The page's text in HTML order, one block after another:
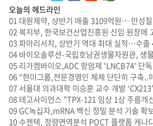
오늘의 헤드라인
01 대원제약, 상반기 매출 3109억원… 만성
02복지부, 한국보건산업진흥원 신임 원장에
03파마리서치, 상반기 역대 최대 실적…수출
04 바이오솔루션-국립호남권생물자원관, 생
05 리가켐바이오,ADC 항암제 'LNCB74' 단
06 “한미그룹,전문경영인 체제 단단히 구축..
07 서울대 의과대학 이승훈 교수 개발
08 테고사이언스 "TPX-121 임상 1상 주름개
09GC녹십자,mRNA 백신 정밀 분석 기술 확
10수젠텍, 정량면역분석 POCT 플랫폼 캐나